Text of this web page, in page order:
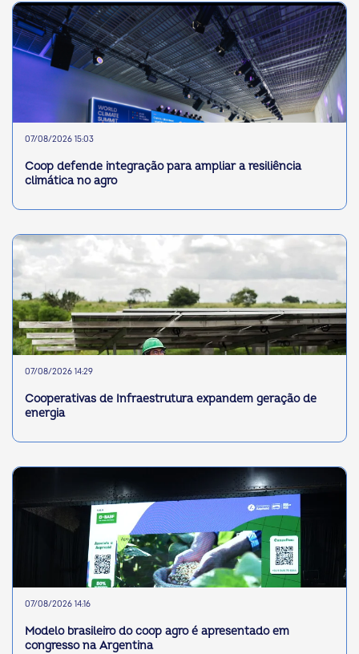
07/08/2026 15:03
Coop defende integração para ampliar a resiliência
climática no agro
07/08/2026 14:29
Cooperativas de Infraestrutura expandem geração de
energia
07/08/2026 14:16
Modelo brasileiro do coop agro é apresentado em
congresso na Argentina